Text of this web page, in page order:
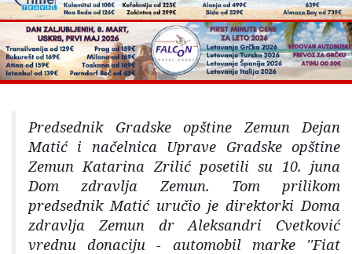
Predsednik Gradske opštine Zemun Dejan
Matić i načelnica Uprave Gradske opštine
Zemun Katarina Zrilić posetili su 10. juna
Dom zdravlja Zemun. Tom prilikom
predsednik Matić uručio je direktorki Doma
zdravlja Zemun dr Aleksandri Cvetković
vrednu donaciju - automobil marke ''Fiat